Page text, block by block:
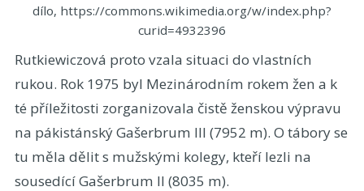
dílo, https://commons.wikimedia.org/w/index.php?
curid=4932396
Rutkiewiczová proto vzala situaci do vlastních
rukou. Rok 1975 byl Mezinárodním rokem žen a k
té příležitosti zorganizovala čistě ženskou výpravu
na pákistánský Gašerbrum III (7952 m). O tábory se
tu měla dělit s mužskými kolegy, kteří lezli na
sousedící Gašerbrum II (8035 m).